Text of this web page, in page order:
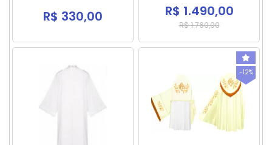
R$ 330,00 R$ 1.490,00
R$ 1.760,00
-12%